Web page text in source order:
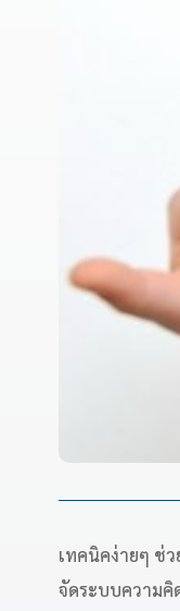
เทคนิคง่ายๆ ช่
จัดระบบความคิ